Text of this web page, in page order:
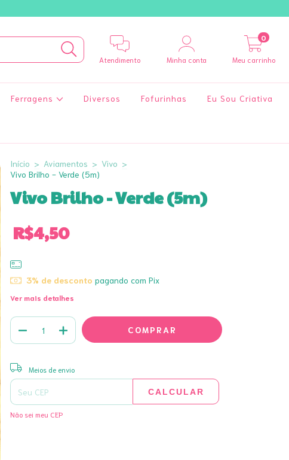
Atendimento Minha conta Meu carrinho
0
Ferragens Diversos Fofurinhas Eu Sou Criativa
Início > Aviamentos > Vivo >
Vivo Brilho - Verde (5m)
Vivo Brilho - Verde (5m)
R$4,50
3% de desconto pagando com Pix
Ver mais detalhes
Entregas para o CEP:
Meios de envio
CALCULAR
Não sei meu CEP